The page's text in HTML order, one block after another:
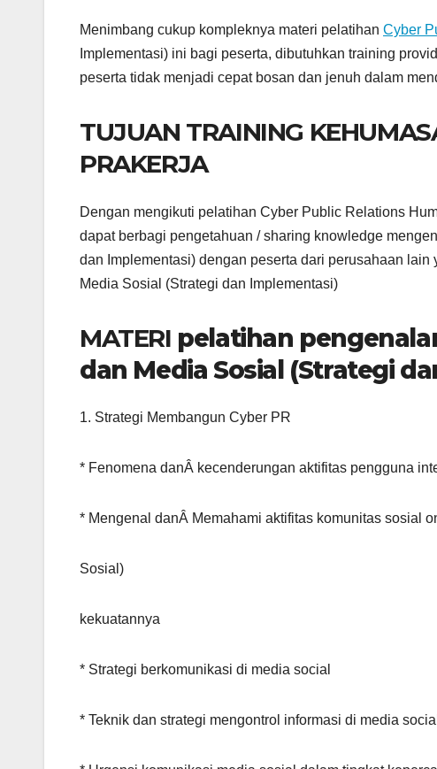
Menimbang cukup kompleknya materi pelatihan Cyber
Implementasi) ini bagi peserta, dibutuhkan training
peserta tidak menjadi cepat bosan dan jenuh dalam
TUJUAN TRAINING
PRAKERJA
Dengan mengikuti pelatihan Cyber Public Relations
dapat berbagi pengetahuan / sharing knowledge
dan Implementasi) dengan peserta dari perusahaan
Media Sosial (Strategi dan Implementasi)
MATERI pelatihan
dan Media Sosial (Strategi
1. Strategi Membangun Cyber PR
* Fenomena danÂ kecenderungan aktifitas pengguna
* Mengenal danÂ Memahami aktifitas komunitas sosial
Sosial)
kekuatannya
* Strategi berkomunikasi di media social
* Teknik dan strategi mengontrol informasi di media social